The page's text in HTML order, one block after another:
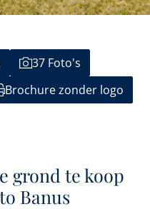
37 Foto's
Brochure zonder logo
grond te koop
Banus